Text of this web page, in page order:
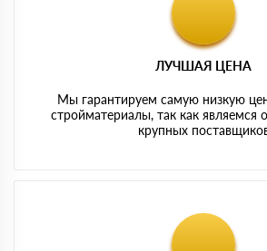
ЛУЧШАЯ ЦЕНА
Мы гарантируем самую низкую
стройматериалы, так как являемся
крупных